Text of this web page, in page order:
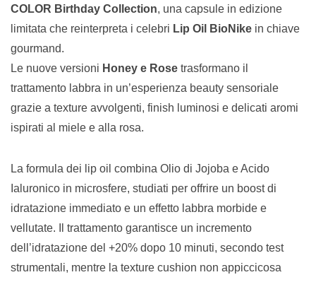
COLOR Birthday Collection, una capsule in edizione
limitata che reinterpreta i celebri Lip Oil BioNike in chiave
gourmand.
Le nuove versioni Honey e Rose trasformano il
trattamento labbra in un’esperienza beauty sensoriale
grazie a texture avvolgenti, finish luminosi e delicati aromi
ispirati al miele e alla rosa.
La formula dei lip oil combina Olio di Jojoba e Acido
Ialuronico in microsfere, studiati per offrire un boost di
idratazione immediato e un effetto labbra morbide e
vellutate. Il trattamento garantisce un incremento
dell’idratazione del +20% dopo 10 minuti, secondo test
strumentali, mentre la texture cushion non appiccicosa